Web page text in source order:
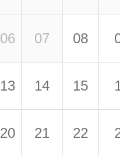
06 07 08 09
13 14 15 16
20 21 22 23